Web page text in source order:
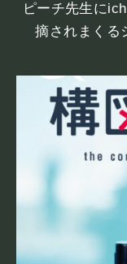
ピーチ先生に
摘されまくる